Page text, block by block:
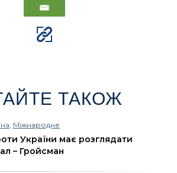
ТАКОЖ
Міжнародне
України має розглядати
– Гройсман